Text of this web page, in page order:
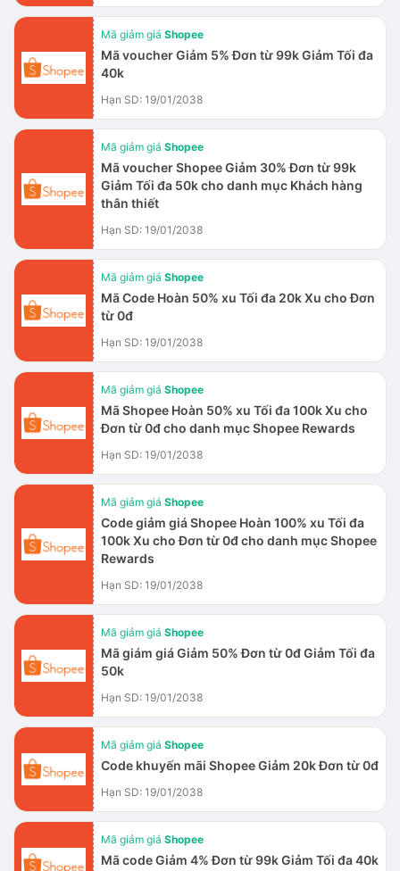
Mã giảm giá Shopee
Mã voucher Giảm 5% Đơn từ 99k Giảm Tối đa
40k
Hạn SD: 19/01/2038
Mã giảm giá Shopee
Mã voucher Shopee Giảm 30% Đơn từ 99k
Giảm Tối đa 50k cho danh mục Khách hàng
thân thiết
Hạn SD: 19/01/2038
Mã giảm giá Shopee
Mã Code Hoàn 50% xu Tối đa 20k Xu cho Đơn
từ 0đ
Hạn SD: 19/01/2038
Mã giảm giá Shopee
Mã Shopee Hoàn 50% xu Tối đa 100k Xu cho
Đơn từ 0đ cho danh mục Shopee Rewards
Hạn SD: 19/01/2038
Mã giảm giá Shopee
Code giảm giá Shopee Hoàn 100% xu Tối đa
100k Xu cho Đơn từ 0đ cho danh mục Shopee
Rewards
Hạn SD: 19/01/2038
Mã giảm giá Shopee
Mã giám giá Giảm 50% Đơn từ 0đ Giảm Tối đa
50k
Hạn SD: 19/01/2038
Mã giảm giá Shopee
Code khuyến mãi Shopee Giảm 20k Đơn từ 0đ
Hạn SD: 19/01/2038
Mã giảm giá Shopee
Mã code Giảm 4% Đơn từ 99k Giảm Tối đa 40k